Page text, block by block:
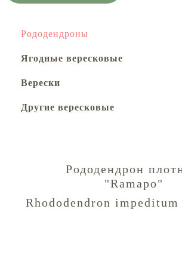
Рододендроны
Ягодные вересковые
Верески
Другие вересковые
Рододендрон
"Ramapo"
Rhododendron impeditum